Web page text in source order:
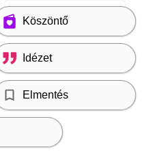
Köszöntő
Idézet
Elmentés